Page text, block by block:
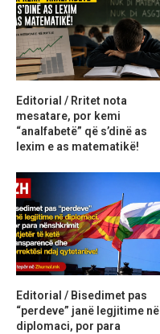
Editorial / Rritet nota
mesatare, por kemi
“analfabetë” që s’dinë as
lexim e as matematikë!
Editorial / Bisedimet pas
“perdeve” janë legjitime në
diplomaci, por para